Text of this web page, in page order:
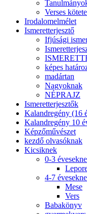
Verses
Irodalomelmélet
Ismeretterjesztő
Ifjúsági
képes
madártan
Nagyoknak
NÉPRAJZ
Ismeretterjesztők
Kalandregény (16
Kalandregény 10
Képzőművészet
kezdő olvasóknak
Kicsiknek
0-3
4-7
Mese
Vers
Babakönyv